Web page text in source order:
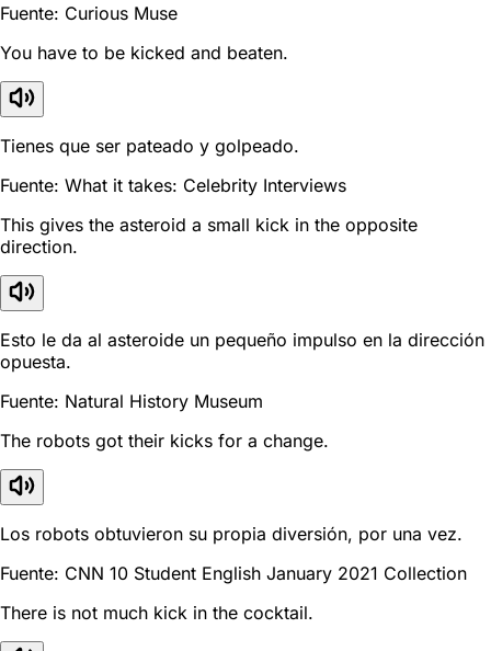
Fuente: Curious Muse
You have to be kicked and beaten.
Tienes que ser pateado y golpeado.
Fuente: What it takes: Celebrity Interviews
This gives the asteroid a small kick in the opposite
direction.
Esto le da al asteroide un pequeño impulso en la dirección
opuesta.
Fuente: Natural History Museum
The robots got their kicks for a change.
Los robots obtuvieron su propia diversión, por una vez.
Fuente: CNN 10 Student English January 2021 Collection
There is not much kick in the cocktail.